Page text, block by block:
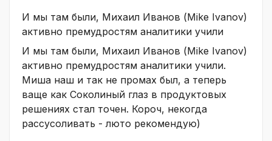
И мы там были, Михаил Иванов (Mike Ivanov)
активно премудростям аналитики учили
И мы там были, Михаил Иванов (Mike Ivanov)
активно премудростям аналитики учили.
Миша наш и так не промах был, а теперь
ваще как Соколиный глаз в продуктовых
решениях стал точен. Короч, некогда
рассусоливать - люто рекомендую)